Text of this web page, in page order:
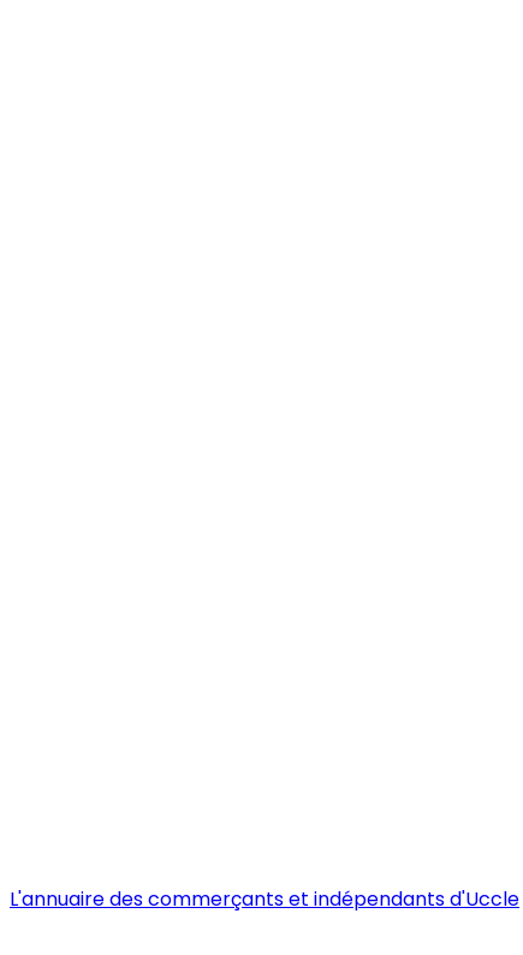
L'annuaire des commerçants et indépendants d'Uccle